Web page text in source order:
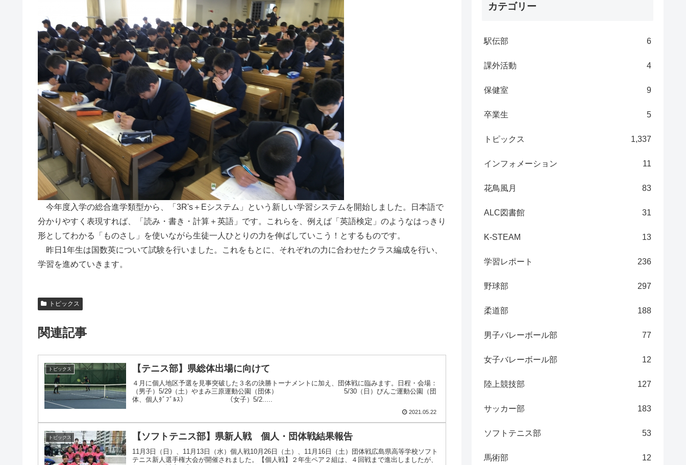
今年度入学の総合進学類型から、「3R's＋Eシステム」という新しい学習システムを開始しました。日本語で
分かりやすく表現すれば、「読み・書き・計算＋英語」です。これらを、例えば「英語検定」のようなはっきり
形としてわかる「ものさし」を使いながら生徒一人ひとりの力を伸ばしていこう！とするものです。
昨日1年生は国数英について試験を行いました。これをもとに、それぞれの力に合わせたクラス編成を行い、
学習を進めていきます。
トピックス
関連記事
トピックス 【テニス部】県総体出場に向けて
４月に個人地区予選を見事突破した３名の決勝トーナメントに加え、団体戦に臨みます。日程・会場：
（男子）5/29（土）やまみ三原運動公園（団体） 5/30（日）びんご運動公園（団
体、個人ﾀﾞﾌﾞﾙｽ） （女子）5/2.....
2021.05.22
トピックス 【ソフトテニス部】県新人戦 個人・団体戦結果報告
11月3日（日）、11月13日（水）個人戦10月26日（土）、11月16日（土）団体戦広島県高等学校ソフト
テニス新人選手権大会が開催されました。【個人戦】２年生ペア２組は、４回戦まで進出しましたが、
カテゴリー
駅伝部 6
課外活動 4
保健室 9
卒業生 5
トピックス 1,337
インフォメーション 11
花鳥風月 83
ALC図書館 31
K-STEAM 13
学習レポート 236
野球部 297
柔道部 188
男子バレーボール部 77
女子バレーボール部 12
陸上競技部 127
サッカー部 183
ソフトテニス部 53
馬術部 12